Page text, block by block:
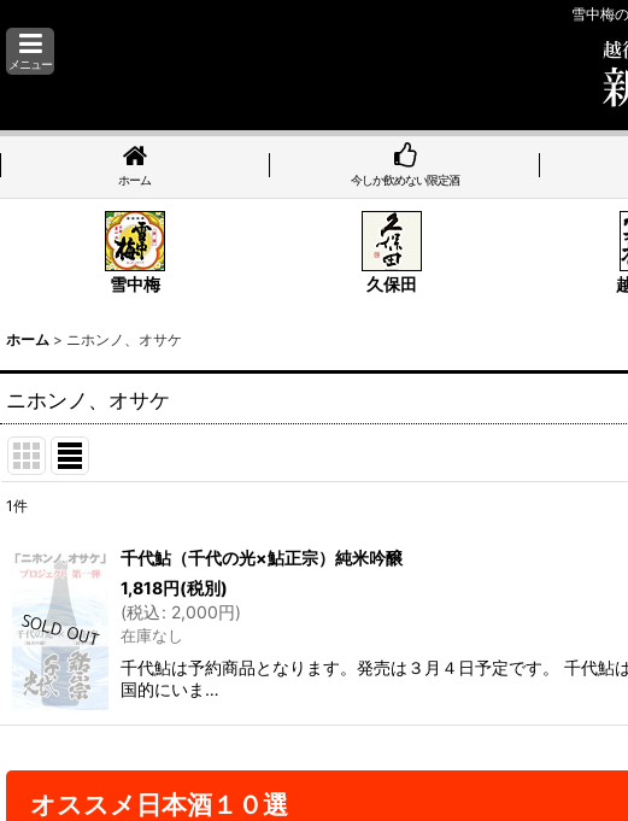
雪中梅
メニュー
ホーム 今しか飲めない限定酒
雪中梅 久保田
ホーム > ニホンノ、オサケ
ニホンノ、オサケ
並び順
1件
千代鮎（千代の光×鮎正宗）純米吟醸
1,818円(税別)
(税込: 2,000円)
在庫なし
千代鮎は予約商品となります。発売は３月４日予定です。 千代
国的にいま…
オススメ日本酒１０選